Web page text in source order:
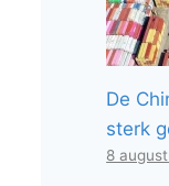
De
sterk
8